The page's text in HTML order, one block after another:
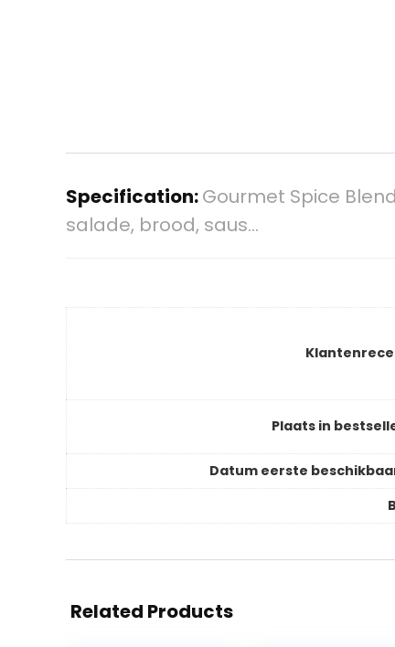
Specification:Gourmet Spice
salade, brood, saus…
Plaats in
Datum eerste
Related Products